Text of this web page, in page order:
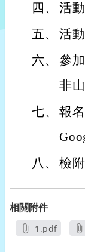
四、 活
五、 活
六、 參
非
七、 報
八、 檢
相關附件
1.pdf